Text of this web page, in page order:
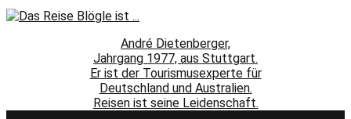
André Dietenberger,
Jahrgang 1977, aus Stuttgart.
Er ist der Tourismusexperte für
Deutschland und Australien.
Reisen ist seine Leidenschaft.